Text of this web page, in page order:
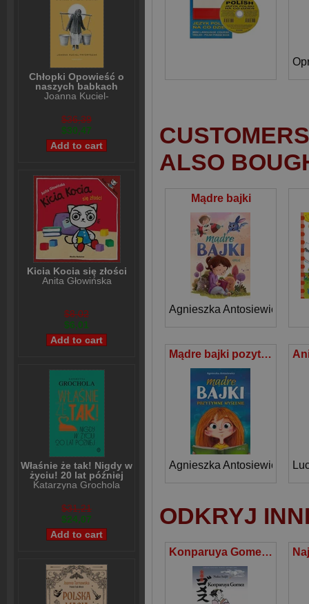
Chłopki Opowieść o
naszych babkach
Joanna Kuciel-
$36,39
$30,47
Kicia Kocia się złości
Anita Głowińska
$8,02
$6,01
Właśnie że tak! Nigdy w
życiu! 20 lat później
Katarzyna Grochola
$31,21
$24,07
ALSO
Mądre bajki
Agnieszka Antosiewicz
Mądre bajki pozytywne myślenie
Agnieszka Antosiewicz
ODKRYJ
Konparuya Gomez - powrót do Edo